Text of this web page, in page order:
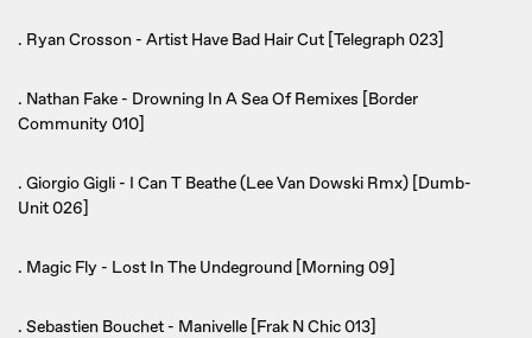
. Ryan Crosson - Artist Have Bad Hair Cut [Telegraph 023]
. Nathan Fake - Drowning In A Sea Of Remixes [Border
Community 010]
. Giorgio Gigli - I Can T Beathe (Lee Van Dowski Rmx) [Dumb-
Unit 026]
. Magic Fly - Lost In The Undeground [Morning 09]
. Sebastien Bouchet - Manivelle [Frak N Chic 013]